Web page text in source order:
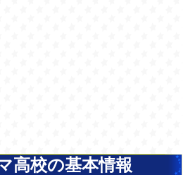
高校の基本情報